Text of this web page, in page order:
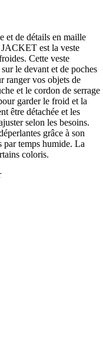
et de détails en maille
est la veste
Cette veste
le devant et de poches
ranger vos objets de
et le cordon de serrage
garder le froid et la
être détachée et les
selon les besoins.
grâce à son
par temps humide. La
coloris.